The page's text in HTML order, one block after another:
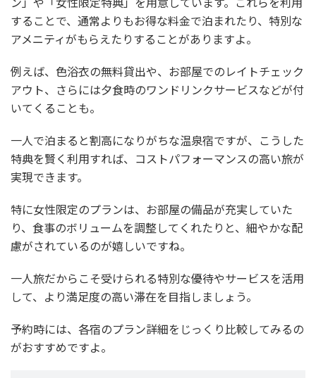
することで、通常よりもお得な料金で泊まれたり、特別な
アメニティがもらえたりすることがありますよ。
例えば、色浴衣の無料貸出や、お部屋でのレイトチェック
アウト、さらには夕食時のワンドリンクサービスなどが付
いてくることも。
一人で泊まると割高になりがちな温泉宿ですが、こうした
特典を賢く利用すれば、コストパフォーマンスの高い旅が
実現できます。
特に女性限定のプランは、お部屋の備品が充実していた
り、食事のボリュームを調整してくれたりと、細やかな配
慮がされているのが嬉しいですね。
一人旅だからこそ受けられる特別な優待やサービスを活用
して、より満足度の高い滞在を目指しましょう。
予約時には、各宿のプラン詳細をじっくり比較してみるの
がおすすめですよ。